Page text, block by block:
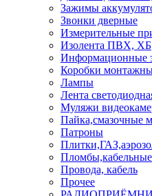
Зажимы
Звонки дверные
Измерительные
Изолента ПВХ, ХБ
Информационные
Коробки
Лампы
Лента
Муляжи
Пайка,смазочные
Патроны
Провода, кабель
Прочее